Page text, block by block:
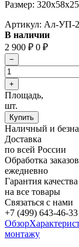
Размер:
Артикул: Ал-УП-
В наличии
2 900 ₽ 0 ₽
Площадь,
шт.
Наличный и
Доставка
по всей России
Обработка заказов
ежедневно
Гарантия качества
на все товары
Связаться с нами
+7 (499) 643-46-33
Обзор
монтажу